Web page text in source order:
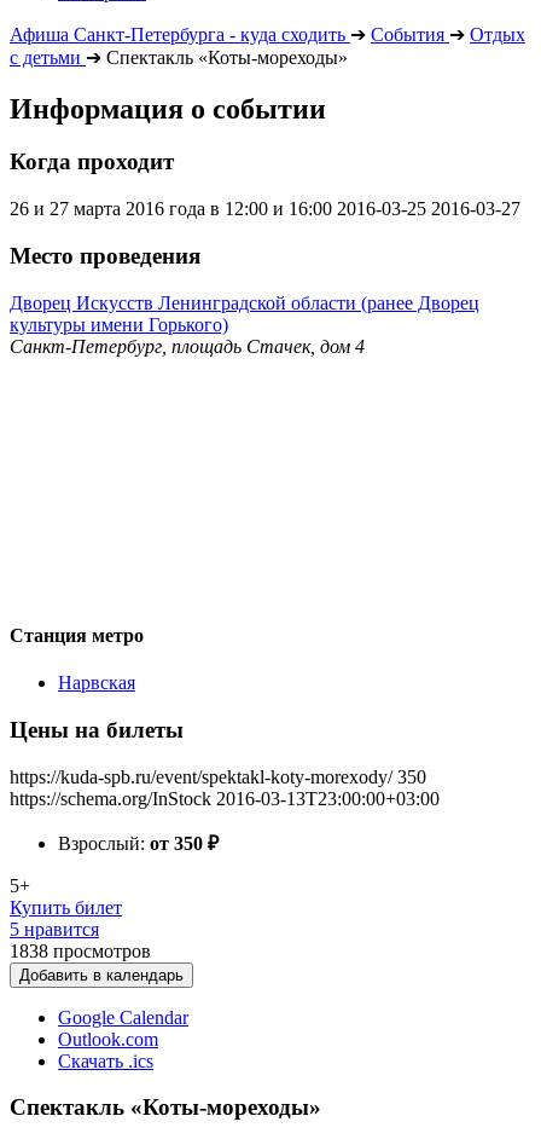
Афиша Санкт-Петербурга - куда сходить ➔ События ➔ Отдых
с детьми ➔ Спектакль «Коты-мореходы»
Информация о событии
Когда проходит
26 и 27 марта 2016 года в 12:00 и 16:00 2016-03-25 2016-03-27
Место проведения
Дворец Искусств Ленинградской области (ранее Дворец
культуры имени Горького)
Санкт-Петербург, площадь Стачек, дом 4
Станция метро
Нарвская
Цены на билеты
https://kuda-spb.ru/event/spektakl-koty-morexody/ 350
https://schema.org/InStock 2016-03-13T23:00:00+03:00
Взрослый: от 350 ₽
5+
Купить билет
5 нравится
1838 просмотров
Добавить в календарь
Google Calendar
Outlook.com
Скачать .ics
Спектакль «Коты-мореходы»